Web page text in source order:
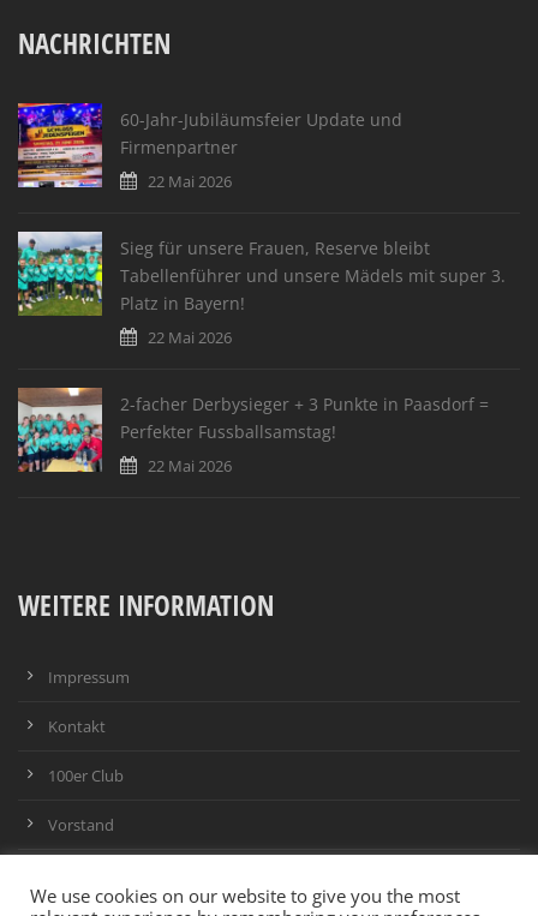
NACHRICHTEN
60-Jahr-Jubiläumsfeier Update und
Firmenpartner
22 Mai 2026
Sieg für unsere Frauen, Reserve bleibt
Tabellenführer und unsere Mädels mit super 3.
Platz in Bayern!
22 Mai 2026
2-facher Derbysieger + 3 Punkte in Paasdorf =
Perfekter Fussballsamstag!
22 Mai 2026
WEITERE INFORMATION
Impressum
Kontakt
100er Club
Vorstand
We use cookies on our website to give you the most